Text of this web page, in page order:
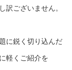
訳ございません。
に鋭く切り込んだ
軽くご紹介を